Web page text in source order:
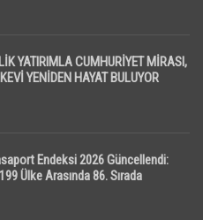
YATIRIMLA CUMHURİYET MİRASI,
YENİDEN HAYAT BULUYOR
Endeksi 2026 Güncellendi:
Ülke Arasında 86. Sırada